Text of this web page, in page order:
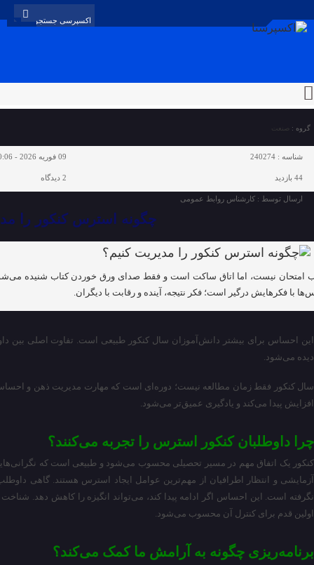
گروه : صنعت
شناسه : 240274 09 فوریه 2026 - 10:06
44 بازدید 2 دیدگاه
ارسال توسط : کارشناس روابط عمومی
چگونه استرس کنکور را
امتحان نیست، اما اتاق ساکت است و فقط صدای ورق خوردن کتاب شنیده
با فکرهایش درگیر است؛ فکر نتیجه، آینده و رقابت با دیگران.
این احساس برای بیشتر دانش‌آموزان سال کنکور طبیعی است. تفاوت اصلی بین
دیده می‌شود.
سال کنکور فقط زمان مطالعه نیست؛ دوره‌ای است که مهارت مدیریت ذهن و
افزایش پیدا می‌کند و یادگیری عمیق‌تر می‌شود.
چرا داوطلبان کنکور استرس را تجربه می‌کنند؟
کنکور یک اتفاق مهم در مسیر تحصیلی محسوب می‌شود و طبیعی است که
آزمایشی و انتظار اطرافیان از مهم‌ترین عوامل ایجاد استرس هستند. گاهی
نگرفته است. این احساس اگر ادامه پیدا کند، می‌تواند انگیزه را کاهش دهد.
اولین قدم برای کنترل آن محسوب می‌شود.
برنامه‌ریزی چگونه به آرامش ما کمک می‌کند؟